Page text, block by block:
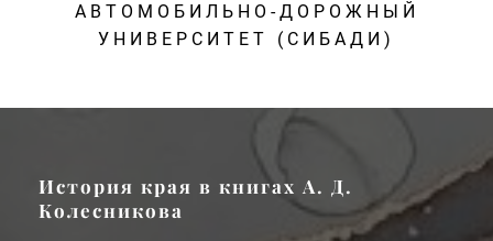
АВТОМОБИЛЬНО-ДОРОЖНЫЙ
УНИВЕРСИТЕТ (СИБАДИ)
История края в книгах А. Д.
Колесникова